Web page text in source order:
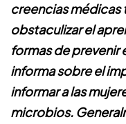
creencias
obstaculizar el
formas de prevenir
informa sobre el
informar a las
microbios.